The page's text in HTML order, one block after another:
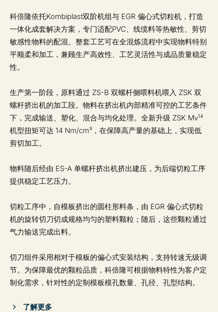
科倍隆依托Kombiplast双阶机组与 EGR 偏心式切粒机，打造
一体化成套解决方案，专门适配PVC、线缆料等热敏性、剪切
敏感性物料的配混。整套工艺可在全混炼流程中实现物料特别
平顺柔和加工，兼顾生产高效性、工艺灵活性与成品质量稳定
性。
生产第一阶段，原料通过 ZS-B 双螺杆侧喂料机喂入 ZSK 双
螺杆挤出机的加工段。物料在挤出机内部精准可控的工艺条件
下，完成输送、塑化、混合与均化处理。全新升级 ZSK Mv14
机型扭矩可达 14 Nm/cm³，在保障高产量的基础上，实现低
剪切加工。
物料随后经由 ES-A 单螺杆挤出机挤出建压，为后端切粒工序
提供稳定工艺压力。
切粒工序中，自模板挤出的圆柱形料条，由 EGR 偏心式切粒
机的旋转切刀切成规格均匀的塑料颗粒；随后，这些颗粒通过
气力输送完成出料。
切刀组件采用相对于模板的偏心式安装结构，支持转速无级调
节。为保障最优的颗粒品质，科倍隆可根据物料特性为客户定
制化需求，针对性的定制模板模孔数量、孔径、孔型结构。
了解更多